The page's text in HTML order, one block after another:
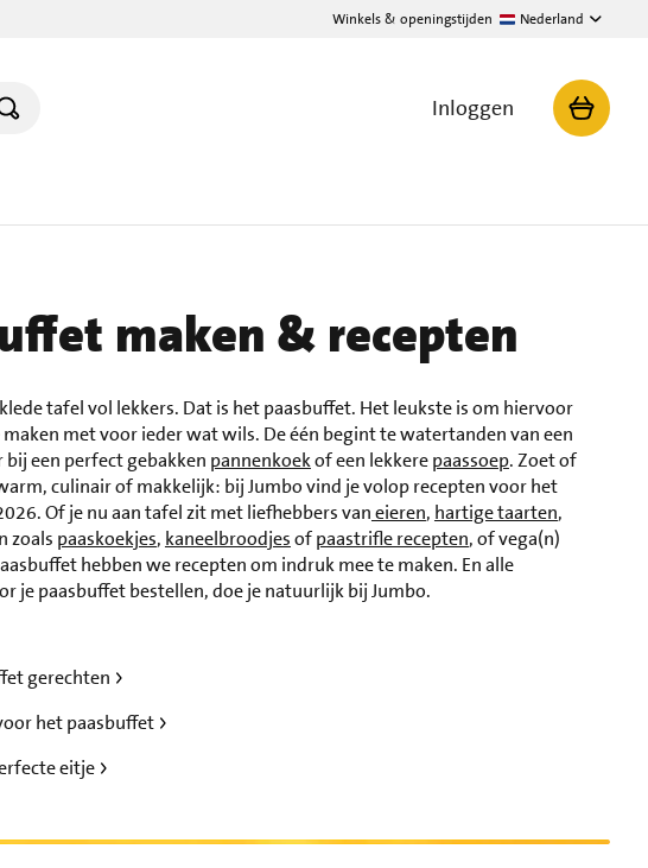
Winkels & openingstijden Nederland
Inloggen
maken & recepten
tafel vol lekkers. Dat is het paasbuffet. Het leukste is om hiervoor
met voor ieder wat wils. De één begint te watertanden van een
bij een perfect gebakken pannenkoekof een lekkerepaassoep. Zoet of
culinair of makkelijk: bij Jumbo vind je volop recepten voor het
Of je nu aan tafel zit met liefhebbers vaneieren, hartige taarten,
zoals paaskoekjes, kaneelbroodjesofpaastrifle recepten, of vega(n)
hebben we recepten om indruk mee te maken. En alle
je paasbuffet bestellen, doe je natuurlijk bij Jumbo.
gerechten
het paasbuffet
eitje